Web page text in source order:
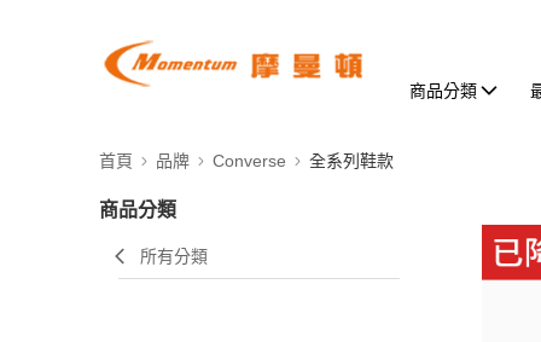
商品分類
首頁 品牌 Converse 全系列鞋款
商品分類
所有分類